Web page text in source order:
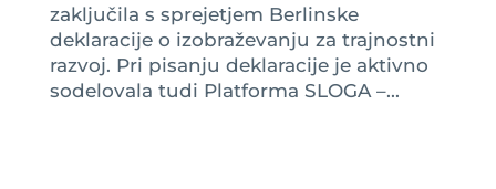
zaključila s sprejetjem Berlinske
deklaracije o izobraževanju za trajnostni
razvoj. Pri pisanju deklaracije je aktivno
sodelovala tudi Platforma SLOGA –...